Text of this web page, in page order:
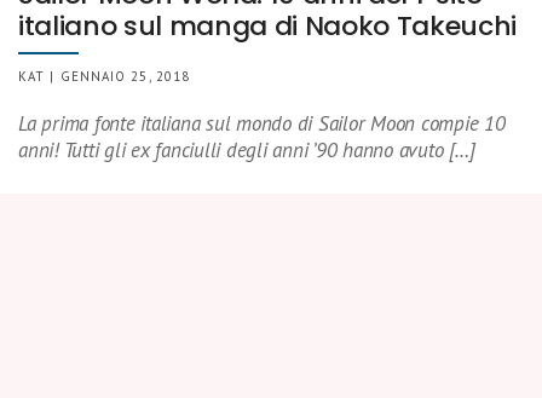
italiano sul manga di Naoko Takeuchi
KAT | GENNAIO 25, 2018
La prima fonte italiana sul mondo di Sailor Moon compie 10
anni! Tutti gli ex fanciulli degli anni ’90 hanno avuto […]